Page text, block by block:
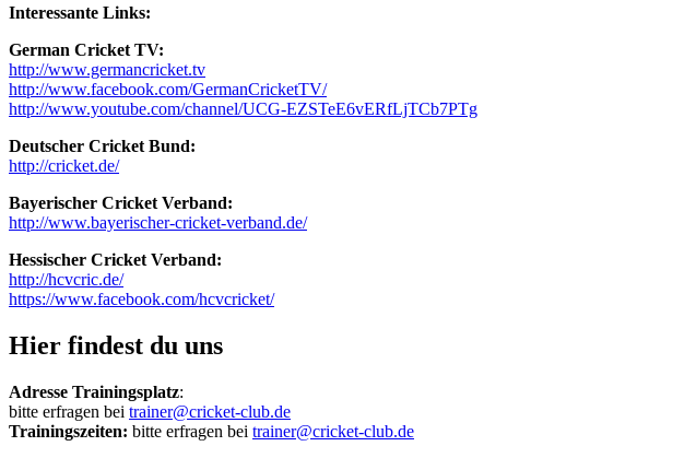
Interessante Links:
German Cricket TV:
http://www.germancricket.tv
http://www.facebook.com/GermanCricketTV/
http://www.youtube.com/channel/UCG-EZSTeE6vERfLjTCb7PTg
Deutscher Cricket Bund:
http://cricket.de/
Bayerischer Cricket Verband:
http://www.bayerischer-cricket-verband.de/
Hessischer Cricket Verband:
http://hcvcric.de/
https://www.facebook.com/hcvcricket/
Hier findest du uns
Adresse Trainingsplatz:
bitte erfragen bei trainer@cricket-club.de
Trainingszeiten: bitte erfragen bei trainer@cricket-club.de